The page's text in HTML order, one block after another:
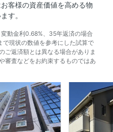
客様の資産価値を高める物
す。
動金利0.68%、35年返済の場合
現状の数値を参考にした試算で
ご返済額とは異なる場合がありま
審査などをお約束するものではあ